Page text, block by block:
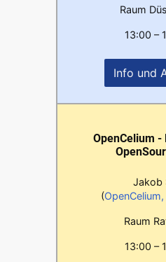
Raum
13:00 –
Info und
OpenCelium -
Jakob
(
Raum
13:00 –